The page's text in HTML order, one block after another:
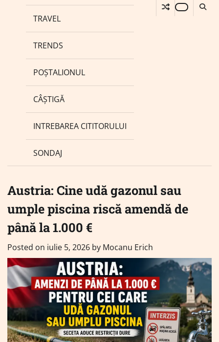
TRAVEL
TRENDS
POȘTALIONUL
CÂȘTIGĂ
INTREBAREA CITITORULUI
SONDAJ
Austria: Cine udă gazonul sau
umple piscina riscă amendă de
până la 1.000 €
Posted on iulie 5, 2026 by Mocanu Erich